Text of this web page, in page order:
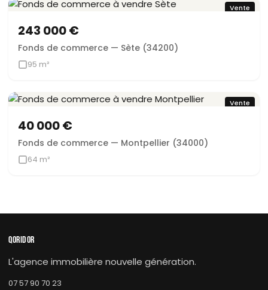
Vente
243 000 €
Fonds de commerce — Sète (34200)
95 m²
Vente
40 000 €
Fonds de commerce — Montpellier (34000)
64 m²
QORIDOR
L'agence immobilière nouvelle génération.
07 57 90 70 23